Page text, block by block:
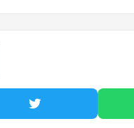
Twitter'da